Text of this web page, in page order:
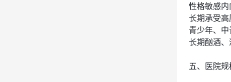
性格敏感内
长期承受高
青少年、中
长期酗酒、
五、医院